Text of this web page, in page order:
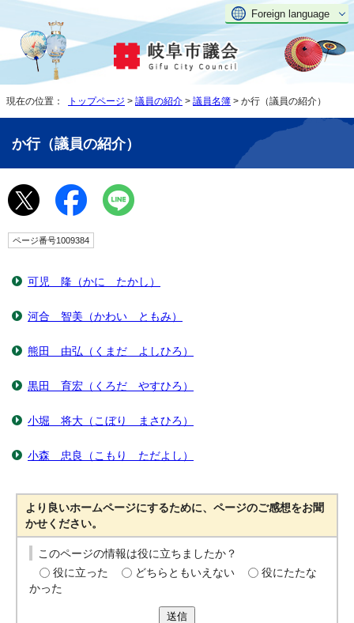
Foreign language
現在の位置： トップページ > 議員の紹介 > 議員名簿 > か行（議員の紹介）
か行（議員の紹介）
ページ番号1009384
可児 隆（かに たかし）
河合 智美（かわい ともみ）
熊田 由弘（くまだ よしひろ）
黒田 育宏（くろだ やすひろ）
小堀 将大（こぼり まさひろ）
小森 忠良（こもり ただよし）
より良いホームページにするために、ページのご感想をお聞
かせください。
このページの情報は役に立ちましたか？
役に立った
どちらともいえない
役にたたな
かった
送信